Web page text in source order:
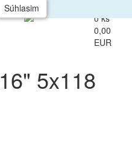
0 ks
0,00
EUR
5x118
Súhlasim